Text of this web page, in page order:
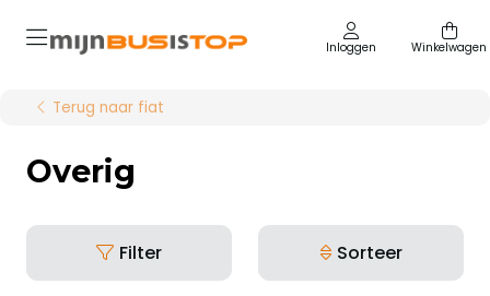
Inloggen Winkelwagen
Terug naar fiat
Overig
Filter Sorteer